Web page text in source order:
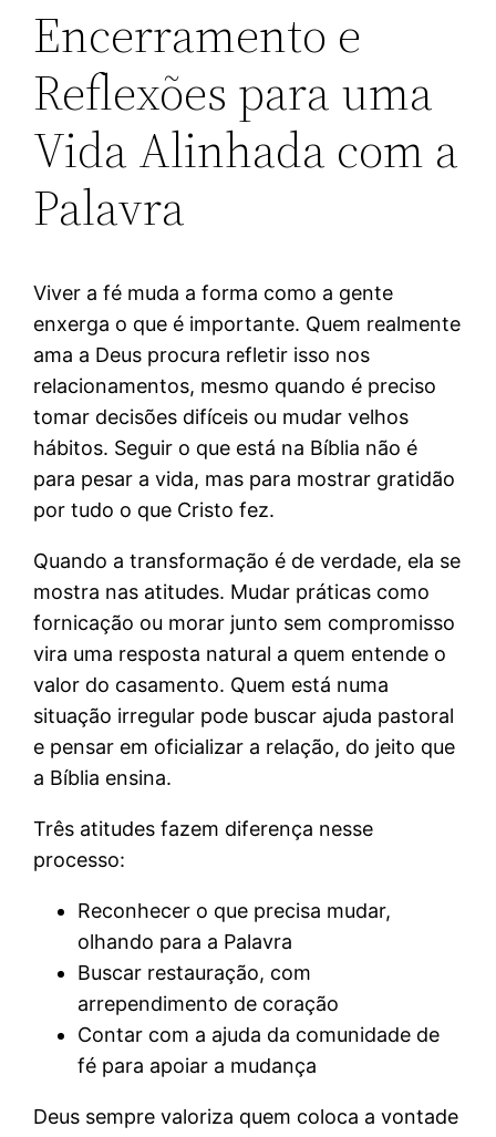
Encerramento e
Reflexões para uma
Vida Alinhada com a
Palavra
Viver a fé muda a forma como a gente
enxerga o que é importante. Quem realmente
ama a Deus procura refletir isso nos
relacionamentos, mesmo quando é preciso
tomar decisões difíceis ou mudar velhos
hábitos. Seguir o que está na Bíblia não é
para pesar a vida, mas para mostrar gratidão
por tudo o que Cristo fez.
Quando a transformação é de verdade, ela se
mostra nas atitudes. Mudar práticas como
fornicação ou morar junto sem compromisso
vira uma resposta natural a quem entende o
valor do casamento. Quem está numa
situação irregular pode buscar ajuda pastoral
e pensar em oficializar a relação, do jeito que
a Bíblia ensina.
Três atitudes fazem diferença nesse
processo:
Reconhecer o que precisa mudar,
olhando para a Palavra
Buscar restauração, com
arrependimento de coração
Contar com a ajuda da comunidade de
fé para apoiar a mudança
Deus sempre valoriza quem coloca a vontade